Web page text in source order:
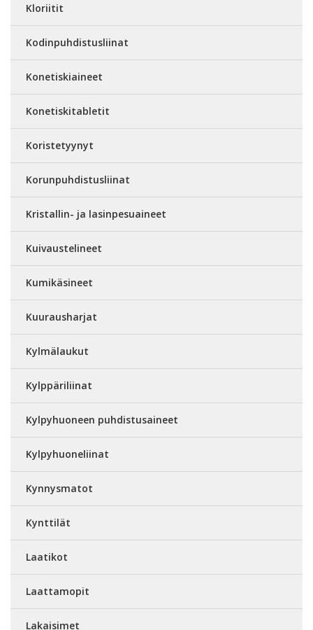
Kloriitit
Kodinpuhdistusliinat
Konetiskiaineet
Konetiskitabletit
Koristetyynyt
Korunpuhdistusliinat
Kristallin- ja lasinpesuaineet
Kuivaustelineet
Kumikäsineet
Kuurausharjat
Kylmälaukut
Kylppäriliinat
Kylpyhuoneen puhdistusaineet
Kylpyhuoneliinat
Kynnysmatot
Kynttilät
Laatikot
Laattamopit
Lakaisimet